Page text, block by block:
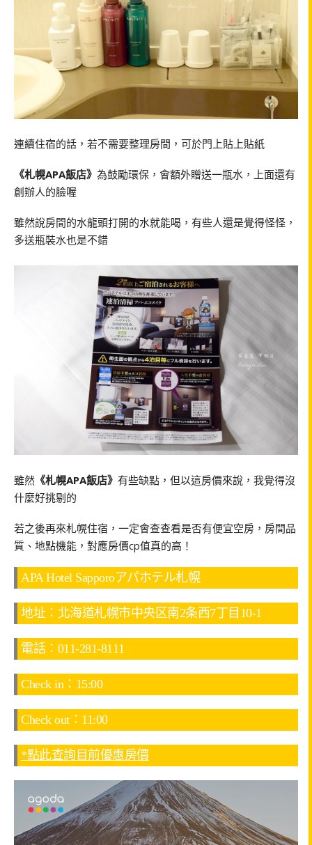
連續住宿的話，若不需要整理房間，可於門上貼上貼紙
《札幌APA飯店》 為鼓勵環保，會額外贈送一瓶水，上面還有
創辦人的臉喔
雖然說房間的水龍頭打開的水就能喝，有些人還是覺得怪怪，
多送瓶裝水也是不錯
雖然 《札幌APA飯店》 有些缺點，但以這房價來說，我覺得沒
什麼好挑剔的
若之後再來札幌住宿，一定會查查看是否有便宜空房，房間品
質、地點機能，對應房價cp值真的高！
APA Hotel Sapporoアパホテル札幌
地址：北海道札幌市中央区南2条西7丁目10-1
電話：011-281-8111
Check in：15:00
Check out：11:00
*點此查詢目前優惠房價